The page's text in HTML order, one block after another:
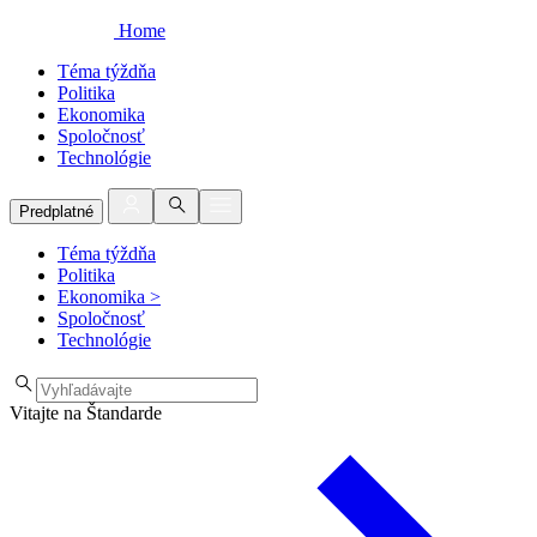
Home
Téma týždňa
Politika
Ekonomika
Spoločnosť
Technológie
Predplatné
Téma týždňa
Politika
Ekonomika >
Spoločnosť
Technológie
Vitajte na Štandarde